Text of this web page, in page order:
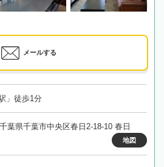
メールする
」徒歩1分
葉県千葉市中央区春日2-18-10 春日
地図